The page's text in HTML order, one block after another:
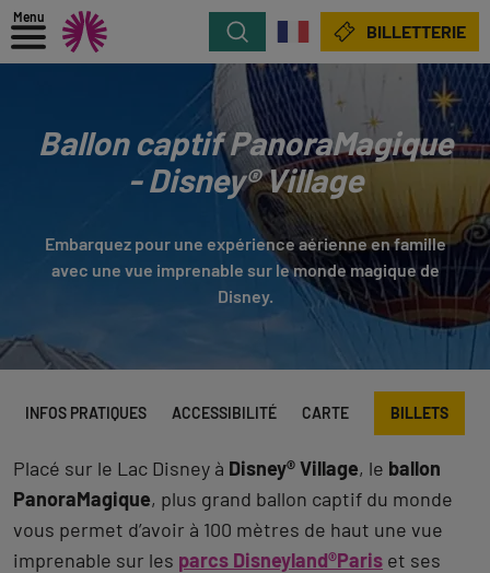
Menu
Rechercher BILLETTERIE
Ballon captif PanoraMagique
- Disney® Village
Embarquez pour une expérience aérienne en famille
avec une vue imprenable sur le monde magique de
Disney.
INFOS PRATIQUES ACCESSIBILITÉ CARTE BILLETS
Placé sur le Lac Disney à Disney® Village, le ballon
PanoraMagique, plus grand ballon captif du monde
vous permet d’avoir à 100 mètres de haut une vue
imprenable sur les parcs Disneyland®Paris et ses